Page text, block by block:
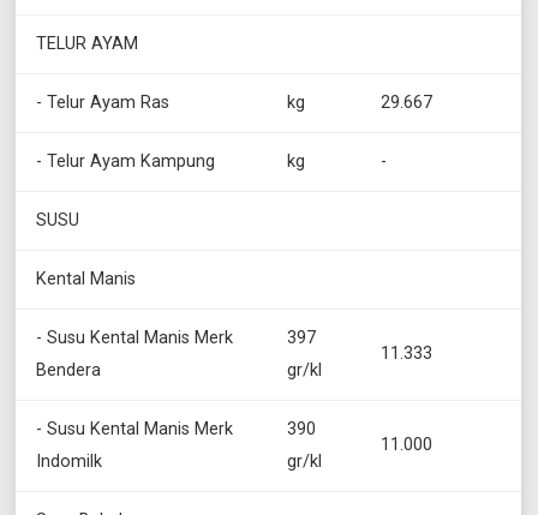
TELUR AYAM
- Telur Ayam Ras kg 29.667
- Telur Ayam Kampung kg -
SUSU
Kental Manis
- Susu Kental Manis Merk
Bendera
397
gr/kl
11.333
- Susu Kental Manis Merk
Indomilk
390
gr/kl
11.000